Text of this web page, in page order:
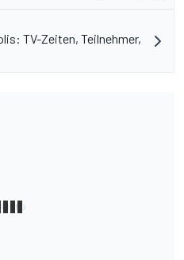
TV-Zeiten, Teilnehmer,